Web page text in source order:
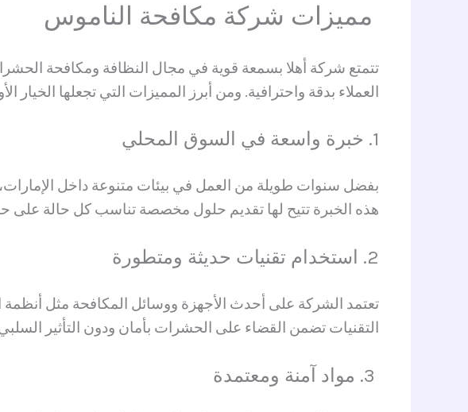
مميزات شركة مكافحة الناموس
تتمتع شركة أهلا بسمعة قوية في مجال النظافة ومكافحة
العملاء بدقة واحترافية. ومن أبرز المميزات التي تجعلها الخيار
1. خبرة واسعة في السوق المحلي
بفضل سنوات طويلة من العمل في بيئات متنوعة داخل
هذه الخبرة تتيح لها تقديم حلول مخصصة تناسب كل حالة على
2. استخدام تقنيات حديثة ومتطورة
تعتمد الشركة على أحدث الأجهزة ووسائل المكافحة مثل
التقنيات تضمن القضاء على الحشرات بأمان ودون التأثير